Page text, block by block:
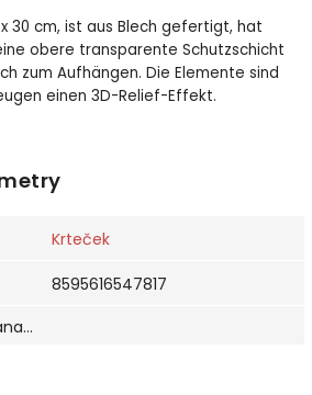
30 cm, ist aus Blech gefertigt, hat
obere transparente Schutzschicht
zum Aufhängen. Die Elemente sind
einen 3D-Relief-Effekt.
Krteček
8595616547817